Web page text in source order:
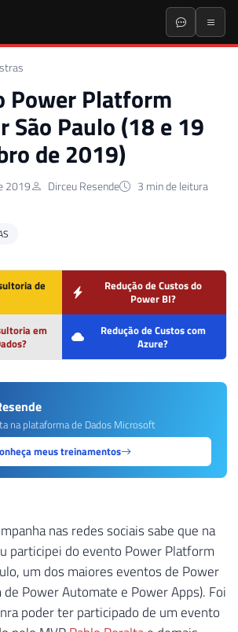
Power Platform
São Paulo (18 e 19
de 2019)
2019 Dirceu Resende
3 min de leitura
de
Redução de Custos do
Power BI?
em
Redução de Custos com
Azure?
na plataforma de Dados Microsoft
meus treinamentos
nas redes sociais sabe que na
participei do evento Power Platform
um dos maiores eventos de Power
de Power Automate e Power Apps). Foi
poder ter participado de um evento